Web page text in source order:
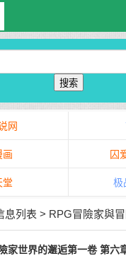
搜索
网
画 囚
堂 极
息列表 > RPG冒險家與
家世界的邂逅第一卷 第六